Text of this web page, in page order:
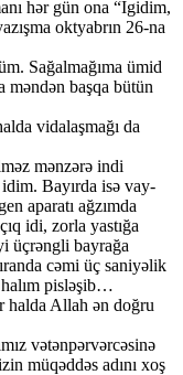
hər gün ona “İgidim,
oktyabrın 26-na
Sağalmağıma ümid
məndən başqa bütün
vidalaşmağı da
mənzərə indi
idim. Bayırda isə vay-
aparatı ağzımda
idi, zorla yastığa
üçrəngli bayrağa
cəmi üç saniyəlik
halım pisləşib…
halda Allah ən doğru
vətənpərvərcəsinə
müqəddəs adını xoş